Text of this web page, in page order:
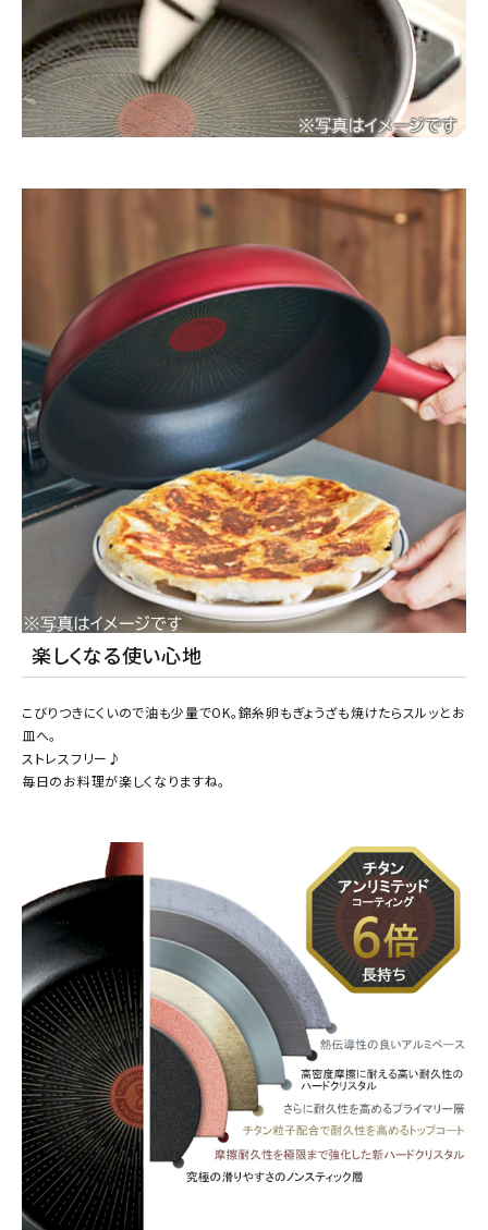
楽しくなる使い心地
こびりつきにくいので油も少量でOK。錦糸卵もぎょうざも焼けたらスルッとお
皿へ。
ストレスフリー♪
毎日のお料理が楽しくなりますね。